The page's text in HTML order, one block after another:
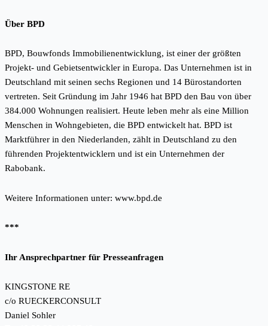
Über BPD
BPD, Bouwfonds Immobilienentwicklung, ist einer der größten
Projekt- und Gebietsentwickler in Europa. Das Unternehmen ist in
Deutschland mit seinen sechs Regionen und 14 Bürostandorten
vertreten. Seit Gründung im Jahr 1946 hat BPD den Bau von über
384.000 Wohnungen realisiert. Heute leben mehr als eine Million
Menschen in Wohngebieten, die BPD entwickelt hat. BPD ist
Marktführer in den Niederlanden, zählt in Deutschland zu den
führenden Projektentwicklern und ist ein Unternehmen der
Rabobank.
Weitere Informationen unter: www.bpd.de
***
Ihr Ansprechpartner für Presseanfragen
KINGSTONE RE
c/o RUECKERCONSULT
Daniel Sohler